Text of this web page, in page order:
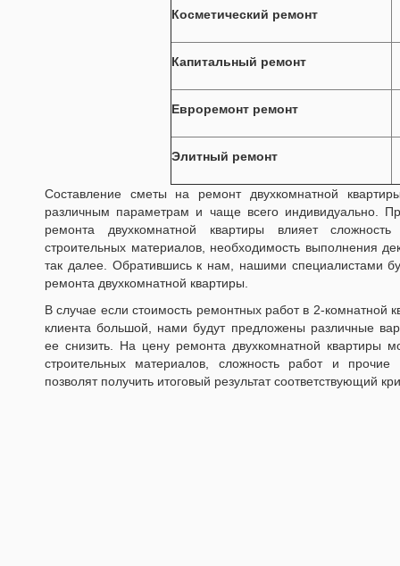
Косметический ремонт
Капитальный ремонт
Евроремонт ремонт
Элитный ремонт
Составление сметы на ремонт двухкомнатной
различным параметрам и чаще всего индивидуально.
ремонта двухкомнатной квартиры влияет сложность
строительных материалов, необходимость выполнения
так далее. Обратившись к нам, нашими специалистами
ремонта двухкомнатной квартиры.
В случае если стоимость ремонтных работ в 2-комнатной
клиента большой, нами будут предложены различные
ее снизить. На цену ремонта двухкомнатной квартиры
строительных материалов, сложность работ и прочие
позволят получить итоговый результат соответствующий